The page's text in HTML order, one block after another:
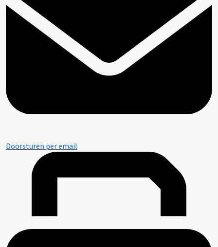
Doorsturen per email